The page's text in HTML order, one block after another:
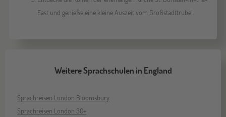
East und genieße eine kleine Auszeit vom Großstadttrubel.
Weitere Sprachschulen in England
Sprachreisen London Bloomsbury
Sprachreisen London 30+